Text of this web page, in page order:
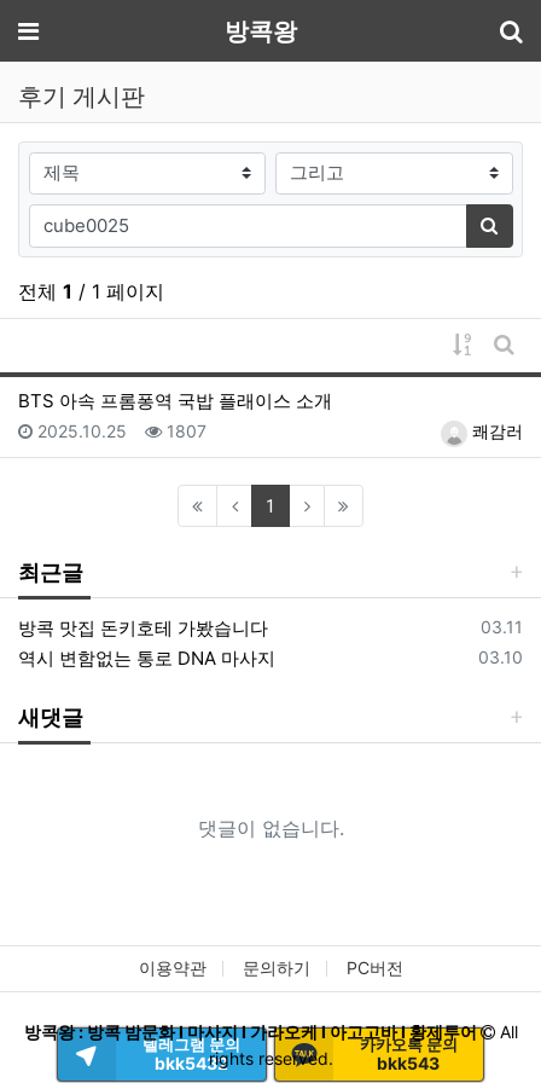
메뉴 방콕왕
후기 게시판
검색대상
검색어
검색
전체 1 / 1 페이지
게시물
게
BTS 아속 프롬퐁역 국밥 플래이스 소개
등록자쾌감러
등록일
2025.10.25 조회
1807
1 (current)
최근글
등록일
03.11
방콕 맛집 돈키호테 가봤습니다
등록일
03.10
역시 변함없는 통로 DNA 마사지
새댓글
댓글이 없습니다.
텔레그램 문의
bkk5432
카카오톡 문의
bkk543
이용약관 문의하기 PC버전
방콕왕 : 방콕 밤문화 I 마사지 I 가라오케 I 아고고바 I 황제투어
All
rights reserved.